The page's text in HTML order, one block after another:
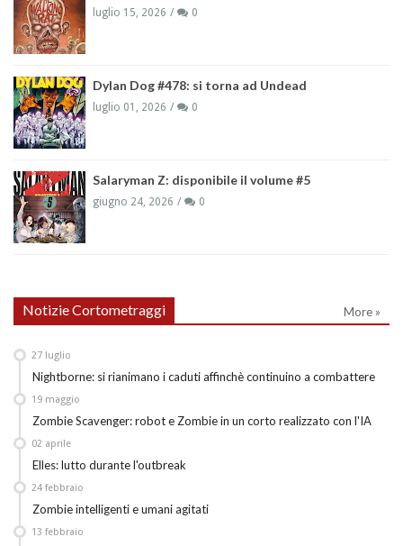
luglio 15, 2026 0
Dylan Dog #478: si torna ad Undead
luglio 01, 2026 0
Salaryman Z: disponibile il volume #5
giugno 24, 2026 0
Notizie Cortometraggi More »
Nightborne: si rianimano i caduti affinchè continuino a combattere
27 luglio
Zombie Scavenger: robot e Zombie in un corto realizzato con l'IA
19 maggio
Elles: lutto durante l'outbreak
02 aprile
Zombie intelligenti e umani agitati
24 febbraio
13 febbraio